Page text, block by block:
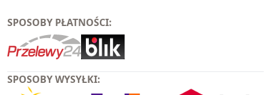
SPOSOBY PŁATNOŚCI:
SPOSOBY WYSYŁKI: